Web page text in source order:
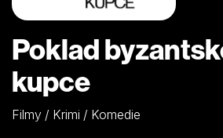
Poklad
kupce
Filmy / Krimi / Komedie